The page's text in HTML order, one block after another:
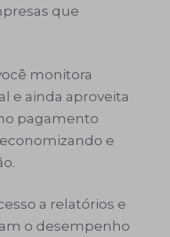
que
monitora
e ainda aproveita
pagamento
e
a relatórios e
o desempenho